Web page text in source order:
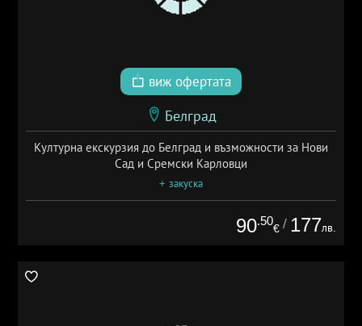
виж офертата
Белград
Културна екскурзия до Белград и възможности за Нови
Сад и Сремски Карловци
+ закуска
90.50
€ / 177лв.